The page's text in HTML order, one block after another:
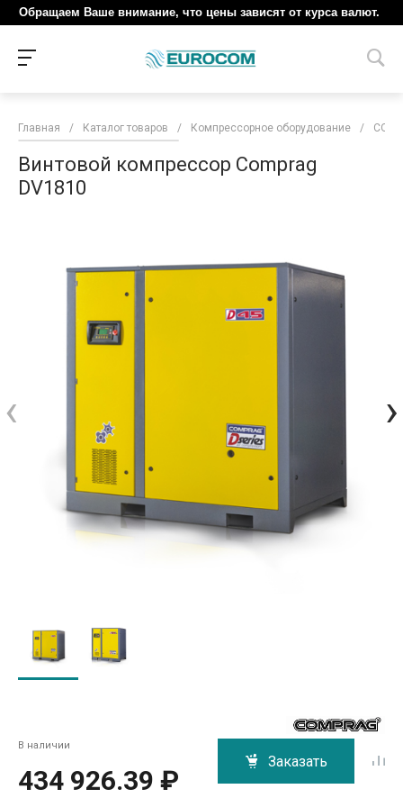
Обращаем Ваше внимание, что цены зависят от курса валют.
Главная / Каталог товаров / Компрессорное оборудование /
Винтовой компрессор Comprag
DV1810
‹ ›
В наличии
434 926.39 ₽
Заказать